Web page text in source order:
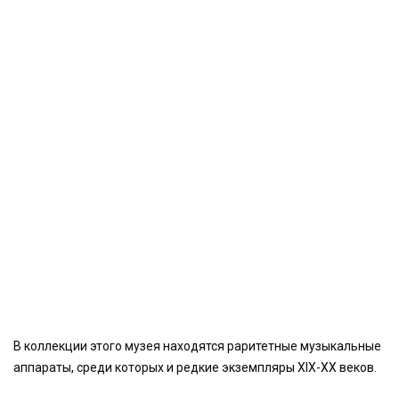
В коллекции этого музея находятся раритетные музыкальные
аппараты, среди которых и редкие экземпляры XIX-XX веков.